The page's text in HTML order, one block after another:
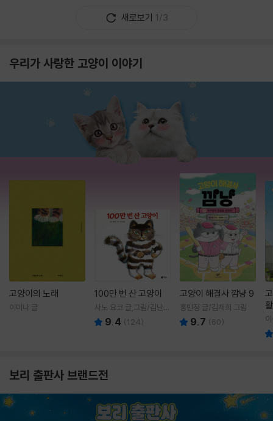
새로보기 1/3
우리가 사랑한 고양이 이야기
고양이의 노래
이미나 글
100만 번 산 고양이
사노 요코 글,그림/김난주
역 9.4 (124)
고양이 해결사 깜냥 9
홍민정 글/김재희 그림
9.7 (60)
보리 출판사 브랜드전